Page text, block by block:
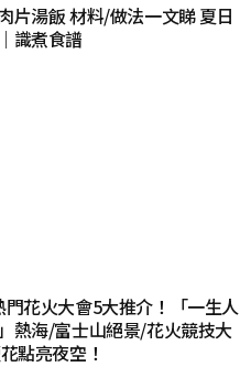
片湯飯 材料/做法一文睇 夏日
識煮食譜
門花火大會5大推介！「一生人
熱海/富士山絕景/花火競技大
點亮夜空！